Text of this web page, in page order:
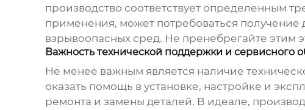
производство соответствует определенным
применения, может потребоваться
взрывоопасных сред. Не пренебрегайте этим
Важность технической поддержки и сервисного
Не менее важным является наличие
оказать помощь в установке, настройке и
ремонта и замены деталей. В идеале,